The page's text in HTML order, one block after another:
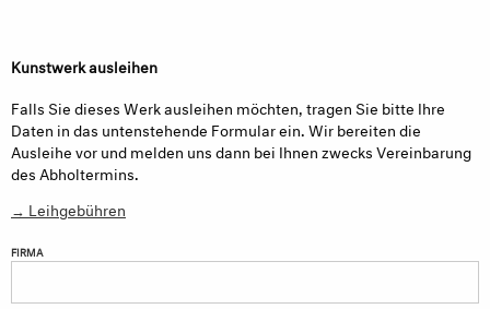
Kunstwerk ausleihen
Falls Sie dieses Werk ausleihen möchten, tragen Sie bitte Ihre
Daten in das untenstehende Formular ein. Wir bereiten die
Ausleihe vor und melden uns dann bei Ihnen zwecks Vereinbarung
des Abholtermins.
→ Leihgebühren
FIRMA